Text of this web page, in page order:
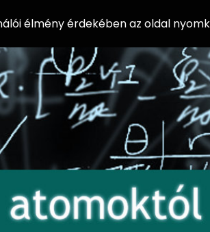
élmény érdekében az oldal